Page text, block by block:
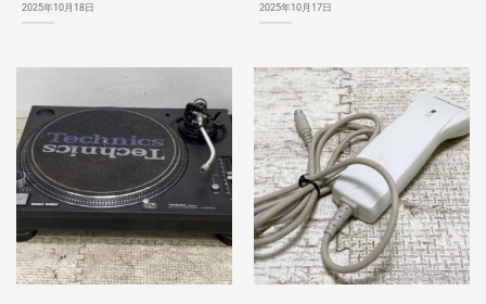
2025年10月18日
2025年10月17日